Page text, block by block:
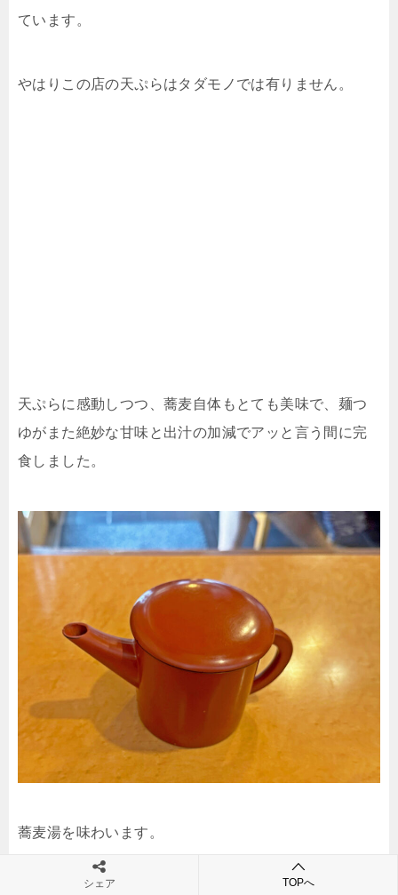
ています。
やはりこの店の天ぷらはタダモノでは有りません。
天ぷらに感動しつつ、蕎麦自体もとても美味で、麺つ
ゆがまた絶妙な甘味と出汁の加減でアッと言う間に完
食しました。
蕎麦湯を味わいます。
シェア TOPへ